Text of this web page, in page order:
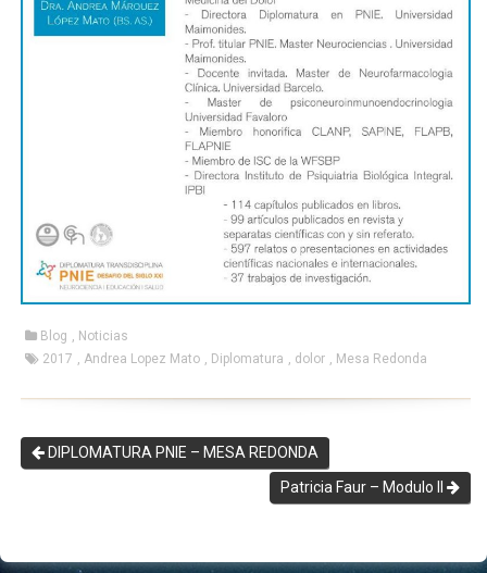
Blog
Noticias
2017
Andrea Lopez Mato Diplomatura dolor Mesa Redonda
DIPLOMATURA PNIE – MESA REDONDA
Patricia Faur – Modulo II